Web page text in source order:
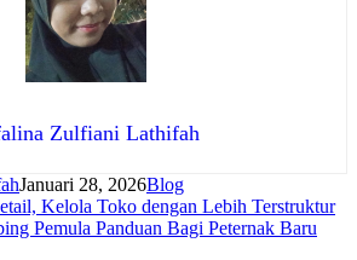
Zulfiani Lathifah
Januari 28, 2026Blog
Kelola Toko dengan Lebih Terstruktur
Pemula Panduan Bagi Peternak Baru